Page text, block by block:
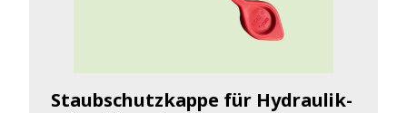
Staubschutzkappe für Hydraulik-